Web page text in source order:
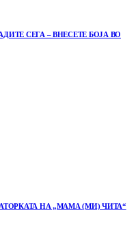
СЕГА – ВНЕСЕТЕ БОЈА ВО
НА „МАМА (МИ) ЧИТА“